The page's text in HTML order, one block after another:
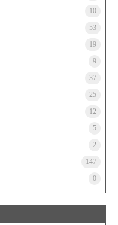
10
53
19
9
37
25
12
5
2
147
0